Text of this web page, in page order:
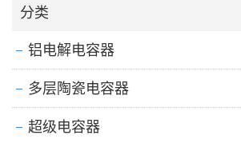
分类
铝电解电容器
多层陶瓷电容器
超级电容器